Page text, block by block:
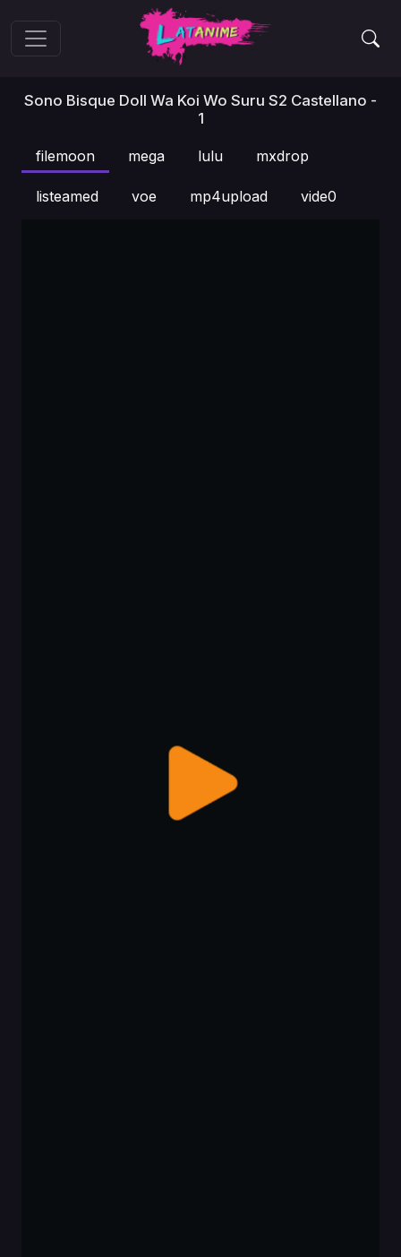
Sono Bisque Doll Wa Koi Wo Suru S2 Castellano -
1
filemoon mega lulu mxdrop
listeamed voe mp4upload vide0